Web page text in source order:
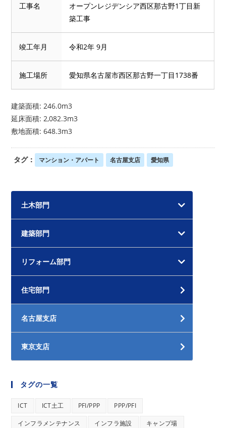
工事名
オープンレジデンシア西区那古野1丁目新
築工事
竣工年月 令和2年 9月
施工場所 愛知県名古屋市西区那古野一丁目1738番
建築面積: 246.0m3
延床面積: 2,082.3m3
敷地面積: 648.3m3
タグ： マンション・アパート 名古屋支店 愛知県
土木部門
建築部門
リフォーム部門
住宅部門
名古屋支店
東京支店
タグの一覧
ICT ICT土工 PFI/PPP PPP/PFI
インフラメンテナンス インフラ施設 キャンプ場